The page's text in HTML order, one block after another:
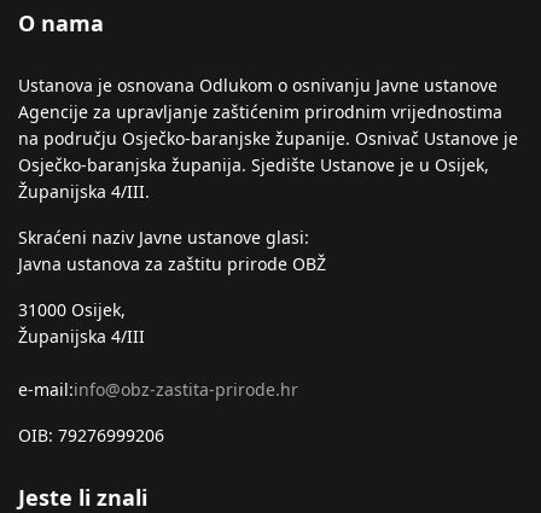
O nama
Ustanova je osnovana Odlukom o osnivanju Javne ustanove
Agencije za upravljanje zaštićenim prirodnim vrijednostima
na području Osječko-baranjske županije. Osnivač Ustanove je
Osječko-baranjska županija. Sjedište Ustanove je u Osijek,
Županijska 4/III.
Skraćeni naziv Javne ustanove glasi:
Javna ustanova za zaštitu prirode OBŽ
31000 Osijek,
Županijska 4/III
e-mail:info@obz-zastita-prirode.hr
OIB: 79276999206
Jeste li znali